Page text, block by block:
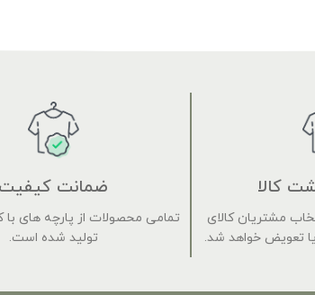
کالا
مشتریان کالای
یا تعویض خواهد شد.
ضمانت کیفیت
تمامی محصولات از پارچه های
تولید شده است.